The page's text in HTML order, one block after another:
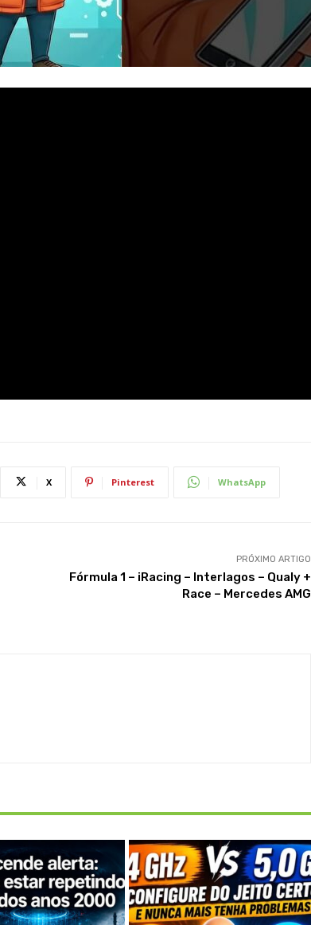
X Pinterest WhatsApp
PRÓXIMO ARTIGO
Fórmula 1 – iRacing – Interlagos – Qualy +
Race – Mercedes AMG